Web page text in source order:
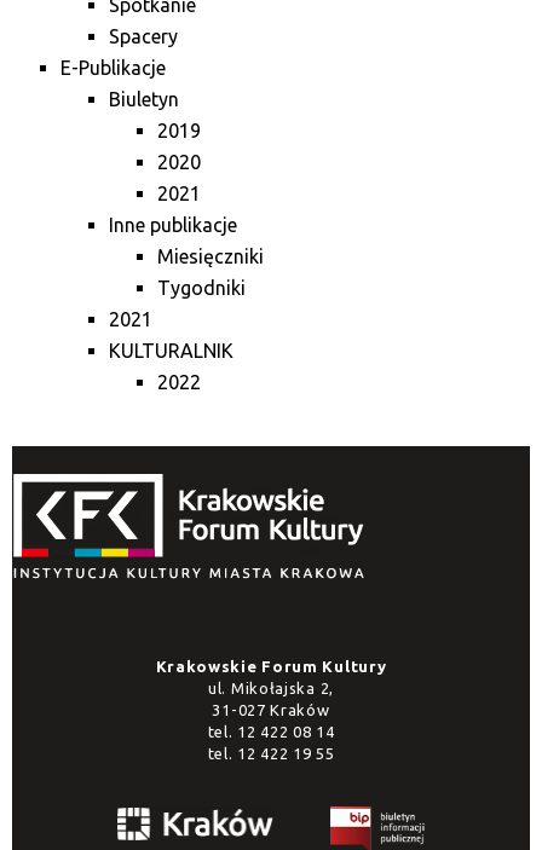
Spotkanie
Spacery
E-Publikacje
Biuletyn
2019
2020
2021
Inne publikacje
Miesięczniki
Tygodniki
2021
KULTURALNIK
2022
Krakowskie Forum Kultury
ul. Mikołajska 2,
31-027 Kraków
tel. 12 422 08 14
tel. 12 422 19 55